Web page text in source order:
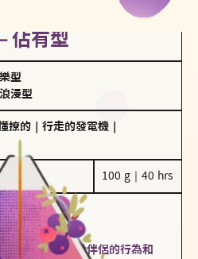
佔有型
型
浪漫型
撩的 行走的發電機
100 g｜40 hrs
有型
椒、肉桂
的保護欲，對於伴侶的行為和